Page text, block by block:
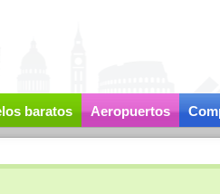
baratos Aeropuertos